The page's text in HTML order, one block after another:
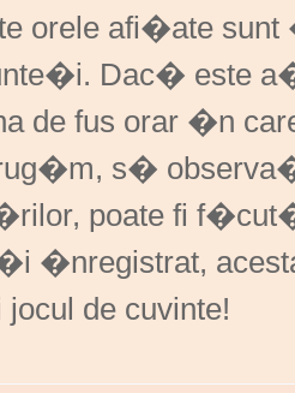
orele afi�ate
Dac� este
de fus orar �n
s�
poate fi
�nregistrat,
de cuvinte!